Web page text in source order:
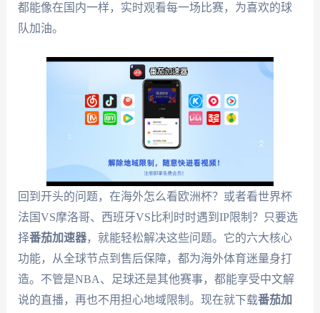
都能像在国内一样，实时观看每一场比赛，为喜欢的球
队加油。
回到开头的问题，在海外怎么看欧洲杯？或者看世界杯
法国VS摩洛哥、西班牙VS比利时时遇到IP限制？只要选
择番茄加速器，就能轻松解决这些问题。它的六大核心
功能，从全球节点到售后保障，都为海外体育迷量身打
造。不管是NBA、足球还是其他赛事，都能享受中文解
说的直播，再也不用担心地域限制。现在就下载番茄加